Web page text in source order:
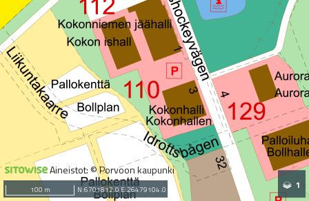
Aineistot: © Porvoon kaupunki
100 m N:6701812.0 E:26479104.0 1